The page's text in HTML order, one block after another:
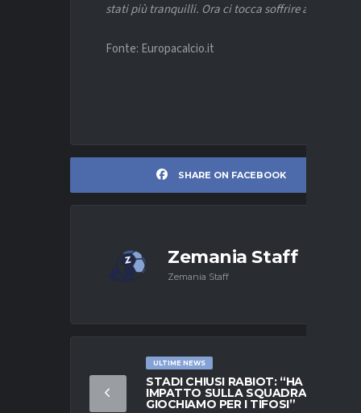
stati più tranquilli. Ora ci tocca soffrire ancora per
Fonte: Europacalcio.it
SHARE ON FACEBOOK
Zemania Staff
Zemania Staff
ULTIME NEWS
STADI CHIUSI RABIOT: “HA UN
IMPATTO SULLA SQUADRA.
GIOCHIAMO PER I TIFOSI”